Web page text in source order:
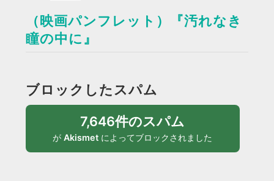
（映画パンフレット）『汚れなき
瞳の中に』
ブロックしたスパム
7,646件のスパム
がAkismet によってブロックされました